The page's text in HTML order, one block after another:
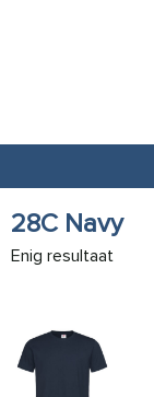
28C Navy
Enig resultaat